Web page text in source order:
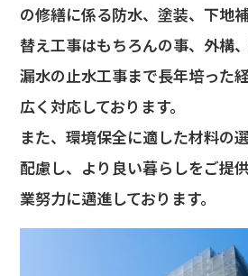
の修繕に係る防水、塗装、下地
替え工事はもちろんの事、外構
漏水の止水工事まで長年培った
広く対応しております。
また、環境保全に適した材料の
配慮し、より良い暮らしをご提
業努力に邁進しております。